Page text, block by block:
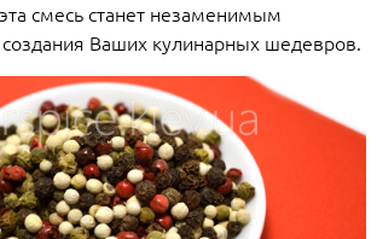
смесь станет незаменимым
Ваших кулинарных шедевров.